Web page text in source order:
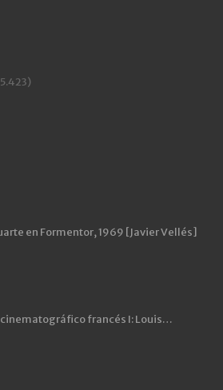
en Formentor, 1969 [Javier Vellés]
francés I: Louis…